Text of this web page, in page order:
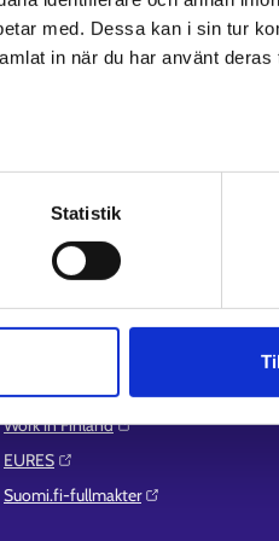
med. Dessa kan i sin tur
in när du har använt deras
Statistik
information
UF-centret⁠
Kompetensstigen⁠
Work in Finland⁠
EURES⁠
Suomi.fi-fullmakter⁠